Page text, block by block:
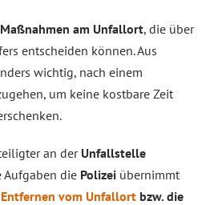
Maßnahmen am Unfallort, die über
entscheiden können. Aus
wichtig, nach einem
um keine kostbare Zeit
an der Unfallstelle
die Polizei übernimmt
vom Unfallort bzw. die